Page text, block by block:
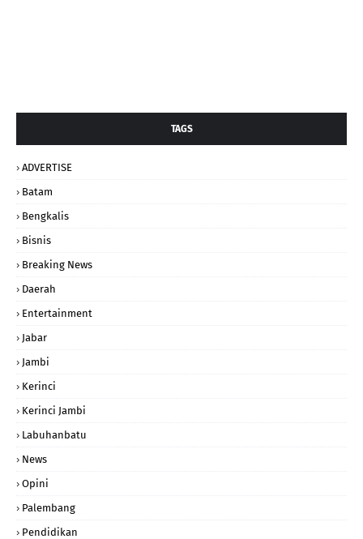
TAGS
ADVERTISE
Batam
Bengkalis
Bisnis
Breaking News
Daerah
Entertainment
Jabar
Jambi
Kerinci
Kerinci Jambi
Labuhanbatu
News
Opini
Palembang
Pendidikan